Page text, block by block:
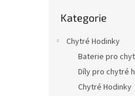
kategorie
Kategorie
Chytré Hodinky
Baterie pro
Díly pro chytré
Chytré Hodinky